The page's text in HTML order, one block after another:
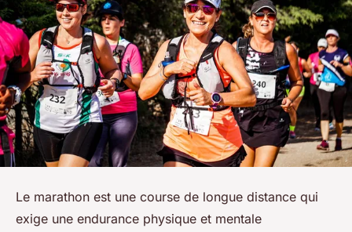
Le marathon est une course de longue distance qui
exige une endurance physique et mentale